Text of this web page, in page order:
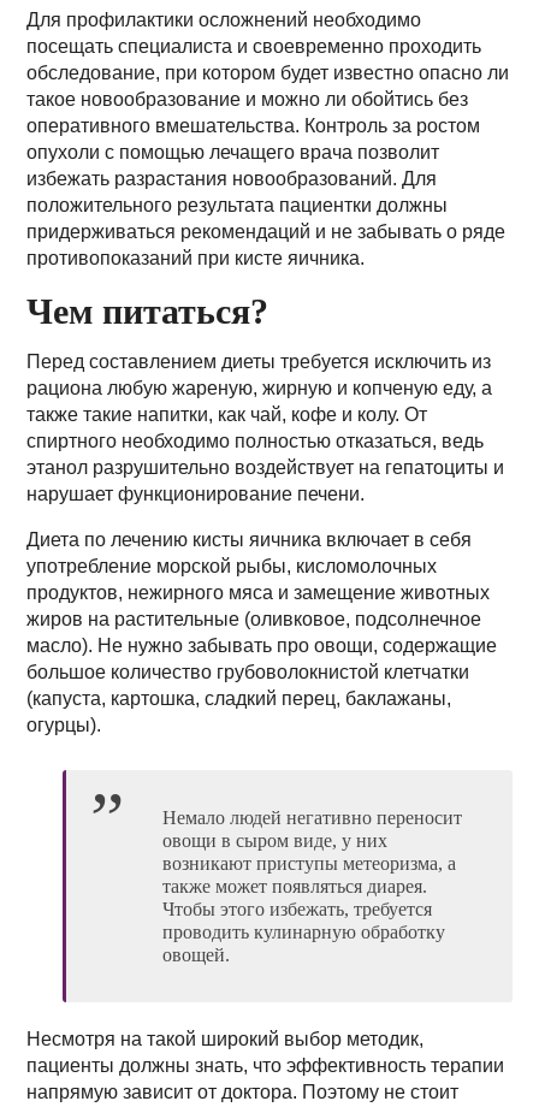
Для профилактики осложнений необходимо
посещать специалиста и своевременно проходить
обследование, при котором будет известно опасно ли
такое новообразование и можно ли обойтись без
оперативного вмешательства. Контроль за ростом
опухоли с помощью лечащего врача позволит
избежать разрастания новообразований. Для
положительного результата пациентки должны
придерживаться рекомендаций и не забывать о ряде
противопоказаний при кисте яичника.
Чем питаться?
Перед составлением диеты требуется исключить из
рациона любую жареную, жирную и копченую еду, а
также такие напитки, как чай, кофе и колу. От
спиртного необходимо полностью отказаться, ведь
этанол разрушительно воздействует на гепатоциты и
нарушает функционирование печени.
Диета по лечению кисты яичника включает в себя
употребление морской рыбы, кисломолочных
продуктов, нежирного мяса и замещение животных
жиров на растительные (оливковое, подсолнечное
масло). Не нужно забывать про овощи, содержащие
большое количество грубоволокнистой клетчатки
(капуста, картошка, сладкий перец, баклажаны,
огурцы).
Немало людей негативно переносит
овощи в сыром виде, у них
возникают приступы метеоризма, а
также может появляться диарея.
Чтобы этого избежать, требуется
проводить кулинарную обработку
овощей.
Несмотря на такой широкий выбор методик,
пациенты должны знать, что эффективность терапии
напрямую зависит от доктора. Поэтому не стоит